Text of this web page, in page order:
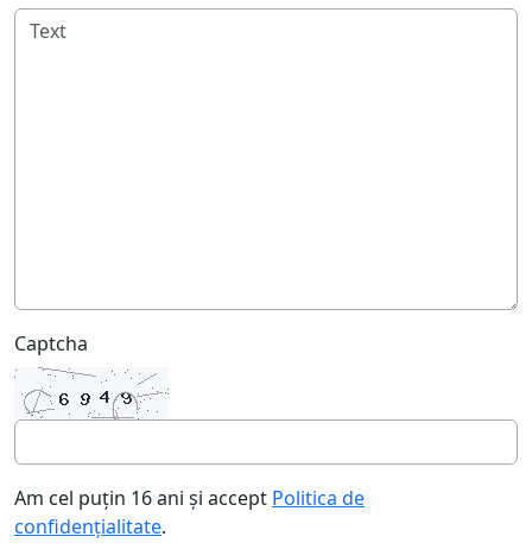
Captcha
Am cel puțin 16 ani și accept Politica de
confidențialitate.